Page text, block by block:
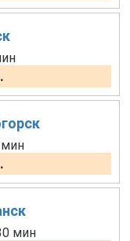
мин
мин